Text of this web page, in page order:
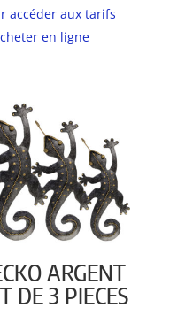
accéder aux tarifs
en ligne
ARGENT
DE 3 PIECES